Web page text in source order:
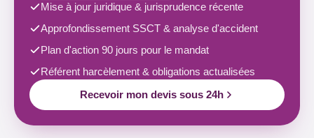
Mise à jour juridique & jurisprudence récente
Approfondissement SSCT & analyse d'accident
Plan d'action 90 jours pour le mandat
Référent harcèlement & obligations actualisées
Recevoir mon devis sous 24h